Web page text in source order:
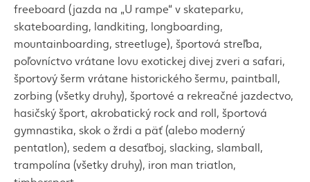
freeboard (jazda na „U rampe“ vskateparku,
skateboarding, landkiting, longboarding,
mountainboarding, streetluge), športová streľba,
poľovníctvo vrátane lovu exotickej divej zveri a safari,
športový šerm vrátane historického šermu, paintball,
zorbing (všetky druhy), športové a rekreačné jazdectvo,
hasičský šport, akrobatický rock and roll, športová
gymnastika, skok o žrdi a päť (alebo moderný
pentatlon), sedem a desaťboj, slacking, slamball,
trampolína (všetky druhy), iron man triatlon,